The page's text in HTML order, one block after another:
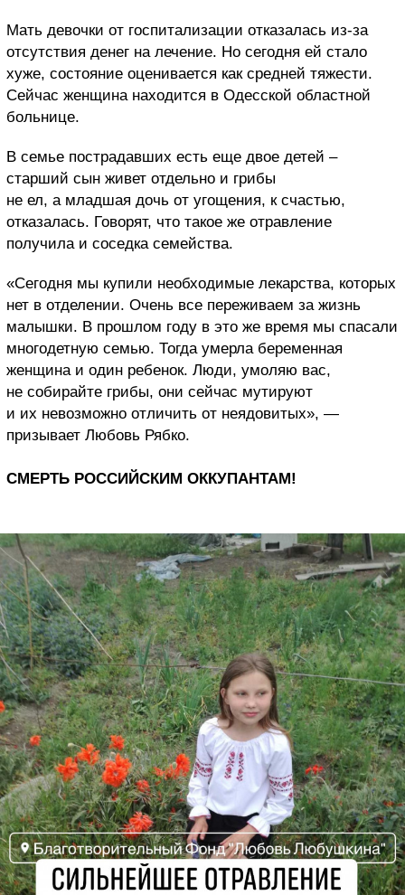
Мать девочки от госпитализации отказалась из-за
отсутствия денег на лечение. Но сегодня ей стало
хуже, состояние оценивается как средней тяжести.
Сейчас женщина находится в Одесской областной
больнице.
В семье пострадавших есть еще двое детей –
старший сын живет отдельно и грибы
не ел, а младшая дочь от угощения, к счастью,
отказалась. Говорят, что такое же отравление
получила и соседка семейства.
«Сегодня мы купили необходимые лекарства, которых
нет в отделении. Очень все переживаем за жизнь
малышки. В прошлом году в это же время мы спасали
многодетную семью. Тогда умерла беременная
женщина и один ребенок. Люди, умоляю вас,
не собирайте грибы, они сейчас мутируют
и их невозможно отличить от неядовитых», —
призывает Любовь Рябко.
СМЕРТЬ РОССИЙСКИМ ОККУПАНТАМ!